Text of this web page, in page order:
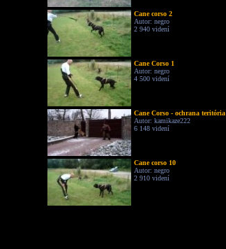
Cane corso 2
Autor: negro
2 940 videní
Cane Corso 1
Autor: negro
4 500 videní
Cane Corso - ochrana teritória
Autor: kamikaze222
6 148 videní
Cane corso 10
Autor: negro
2 910 videní